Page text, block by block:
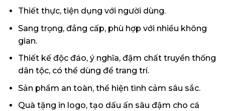
Thiết thực, tiện dụng với người dùng.
Sang trọng, đẳng cấp, phù hợp với nhiều không
gian.
Thiết kế độc đáo, ý nghĩa, đậm chất truyền thống
dân tộc, có thể dùng để trang trí.
Sản phẩm an toàn, thể hiện tình cảm sâu sắc.
Quà tặng in logo, tạo dấu ấn sâu đậm cho cá